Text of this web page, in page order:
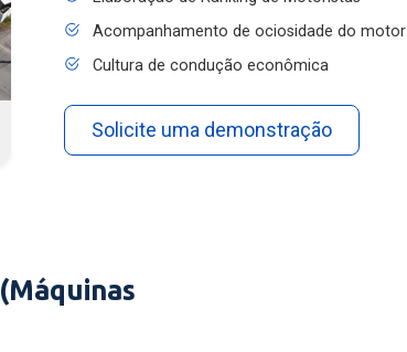
Acompanhamento de ociosidade do motor
Cultura de condução econômica
Solicite uma demonstração